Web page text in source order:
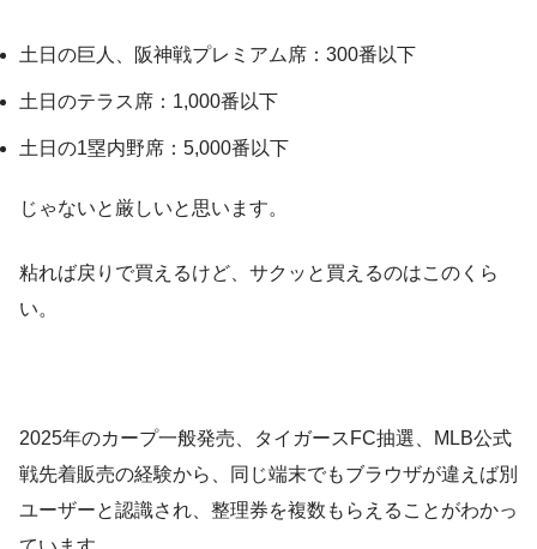
土日の巨人、阪神戦プレミアム席：300番以下
土日のテラス席：1,000番以下
土日の1塁内野席：5,000番以下
じゃないと厳しいと思います。
粘れば戻りで買えるけど、サクッと買えるのはこのくら
い。
2025年のカープ一般発売、タイガースFC抽選、MLB公式
戦先着販売の経験から、同じ端末でもブラウザが違えば別
ユーザーと認識され、整理券を複数もらえることがわかっ